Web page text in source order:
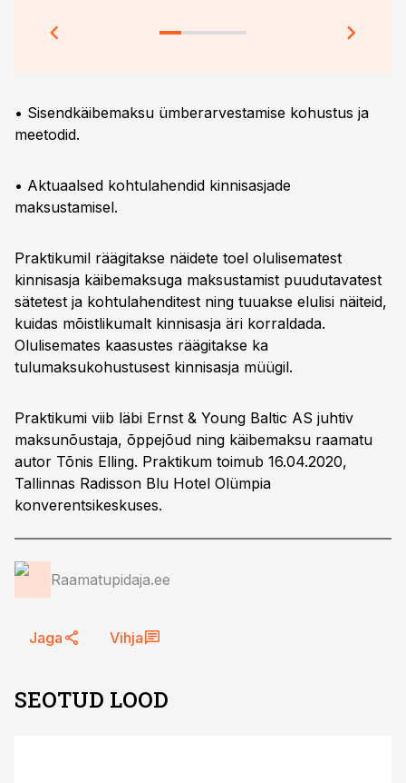
• Sisendkäibemaksu ümberarvestamise kohustus ja
meetodid.
• Aktuaalsed kohtulahendid kinnisasjade
maksustamisel.
Praktikumil räägitakse näidete toel olulisematest
kinnisasja käibemaksuga maksustamist puudutavatest
sätetest ja kohtulahenditest ning tuuakse elulisi näiteid,
kuidas mõistlikumalt kinnisasja äri korraldada.
Olulisemates kaasustes räägitakse ka
tulumaksukohustusest kinnisasja müügil.
Praktikumi viib läbi Ernst & Young Baltic AS juhtiv
maksunõustaja, õppejõud ning käibemaksu raamatu
autor Tõnis Elling. Praktikum toimub 16.04.2020,
Tallinnas Radisson Blu Hotel Olümpia
konverentsikeskuses.
Raamatupidaja.ee
Jaga Vihja
SEOTUD LOOD